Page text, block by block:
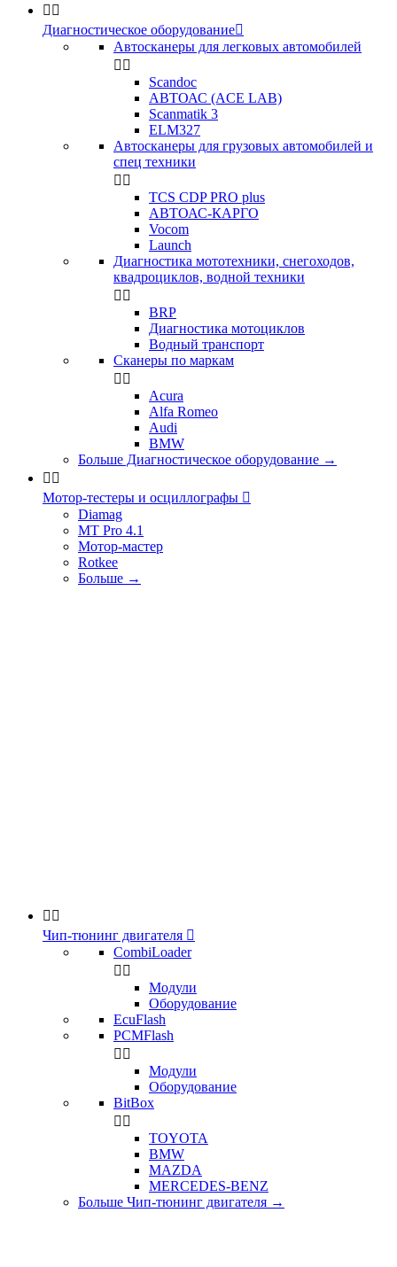
 
Диагностическое оборудование
Автосканеры для легковых автомобилей
 
Scandoc
АВТОАС (ACE LAB)
Scanmatik 3
ELM327
Автосканеры для грузовых автомобилей и
спец техники
 
TCS CDP PRO plus
АВТОАС-КАРГО
Vocom
Launch
Диагностика мототехники, снегоходов,
квадроциклов, водной техники
 
BRP
Диагностика мотоциклов
Водный транспорт
Сканеры по маркам
 
Acura
Alfa Romeo
Audi
BMW
Больше Диагностическое оборудование →
 
Мотор-тестеры и осциллографы 
Diamag
MT Pro 4.1
Мотор-мастер
Rotkee
Больше →
 
Чип-тюнинг двигателя 
CombiLoader
 
Модули
Оборудование
EcuFlash
PCMFlash
 
Модули
Оборудование
BitBox
 
TOYOTA
BMW
MAZDA
MERCEDES-BENZ
Больше Чип-тюнинг двигателя →